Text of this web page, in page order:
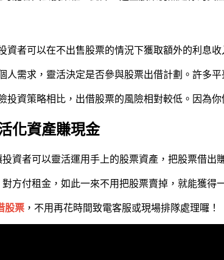
資者可以在不出售股票的情況下獲取額外的利息
人需求，靈活決定是否參與股票出借計劃。許多
投資策略相比，出借股票的風險相對較低。因為
化資產賺現金
資者可以靈活運用手上的股票資產，把股票借出
方付租金，如此一來不用把股票賣掉，就能獲
股票 ，不用再花時間致電客服或現場排隊處理囉！